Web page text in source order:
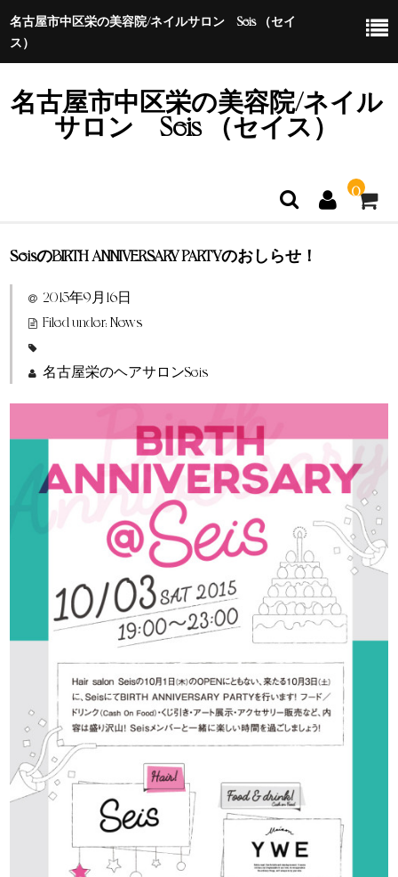
名古屋市中区栄の美容院/ネイルサロン Seis （セイ
ス）
名古屋市中区栄の美容院/ネイル
サロン Seis （セイス）
0
ホーム
特定商取引法に基づく表示
SeisのBIRTH ANNIVERSARY PARTYのおしらせ！
2015年9月16日
Filed under:News
名古屋栄のヘアサロンSeis